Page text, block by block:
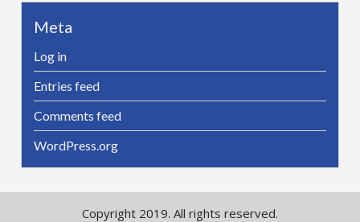
Meta
Log in
Entries feed
Comments feed
WordPress.org
Copyright 2019. All rights reserved.